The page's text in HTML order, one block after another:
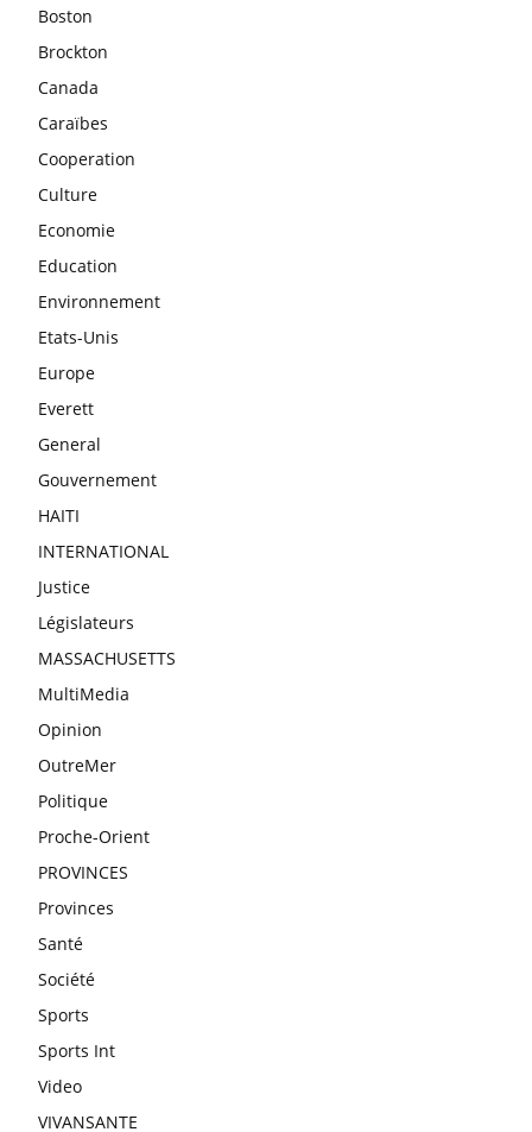
Boston
Brockton
Canada
Caraïbes
Cooperation
Culture
Economie
Education
Environnement
Etats-Unis
Europe
Everett
General
Gouvernement
HAITI
INTERNATIONAL
Justice
Législateurs
MASSACHUSETTS
MultiMedia
Opinion
OutreMer
Politique
Proche-Orient
PROVINCES
Provinces
Santé
Société
Sports
Sports Int
Video
VIVANSANTE